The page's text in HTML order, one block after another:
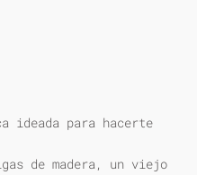
ideada para hacerte
de madera, un viejo